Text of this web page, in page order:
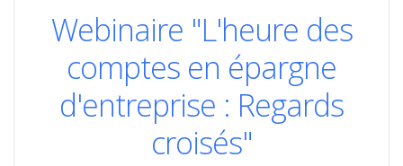
Webinaire "L'heure des
comptes en épargne
d'entreprise : Regards
croisés"